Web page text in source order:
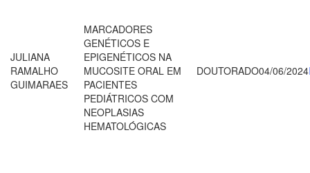
JULIANA
RAMALHO
GUIMARAES
MARCADORES
GENÉTICOS E
EPIGENÉTICOS NA
MUCOSITE ORAL EM
PACIENTES
PEDIÁTRICOS COM
NEOPLASIAS
HEMATOLÓGICAS
DOUTORADO04/06/2024